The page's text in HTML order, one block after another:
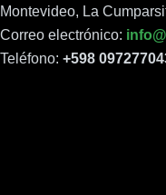
Montevideo, La
Correo electrónico:
Teléfono: +598